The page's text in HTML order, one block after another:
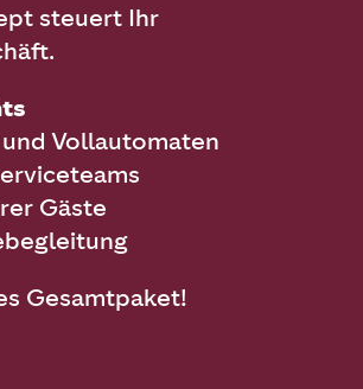
steuert Ihr
Vollautomaten
Gäste
Gesamtpaket!